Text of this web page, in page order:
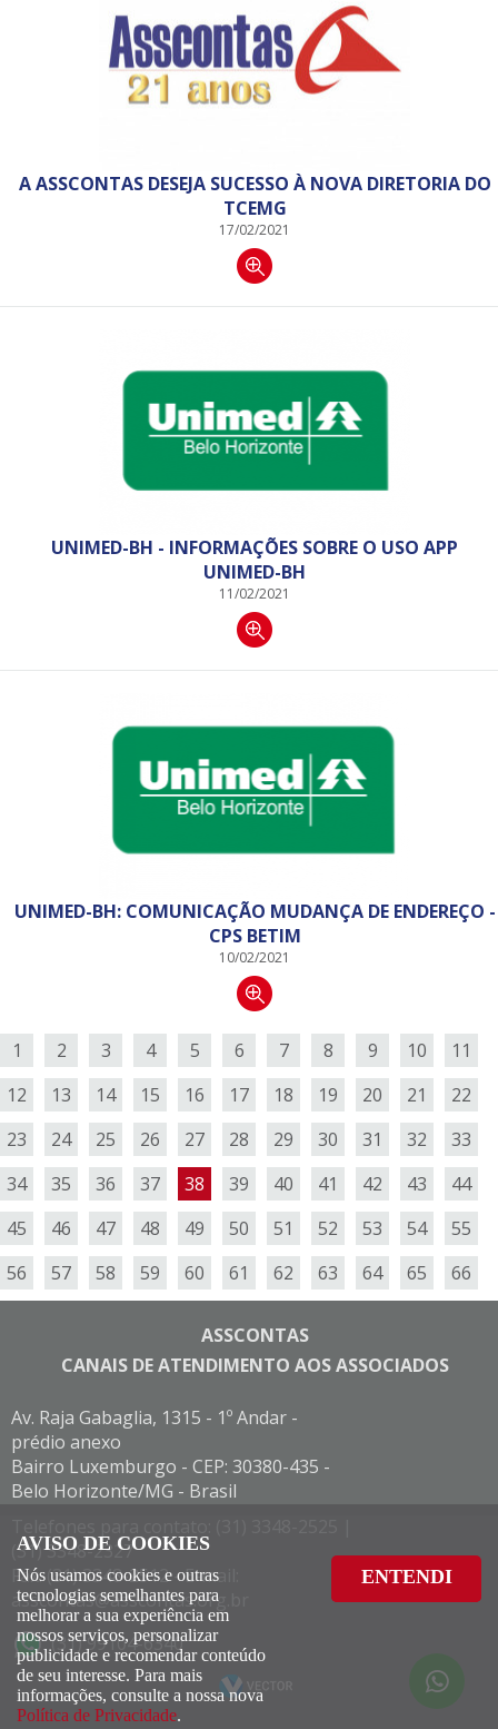
A ASSCONTAS DESEJA SUCESSO À NOVA DIRETORIA DO
TCEMG
17/02/2021
UNIMED-BH - INFORMAÇÕES SOBRE O USO APP
UNIMED-BH
11/02/2021
UNIMED-BH: COMUNICAÇÃO MUDANÇA DE ENDEREÇO -
CPS BETIM
10/02/2021
1 2 3 4 5 6 7 8 9 10
11
12
13 14 15 16 17 18 19 20 21
22
23
24 25 26 27 28 29 30 31 32
33
34
35 36 37 38 39 40 41 42 43
44
45
46 47 48 49 50 51 52 53 54
55
56
57 58 59 60 61 62 63 64 65 66
ASSCONTAS
CANAIS DE ATENDIMENTO AOS ASSOCIADOS
Av. Raja Gabaglia, 1315 - 1º Andar -
prédio anexo
Bairro Luxemburgo - CEP: 30380-435 -
Belo Horizonte/MG - Brasil
(31) 3348-2327
Fax: (31) 3348-2512 - E-mail:
asscontas@asscontas.org.br
(31) 99104-6340
AVISO DE COOKIES
Nós usamos cookies e outras
tecnologias semelhantes para
melhorar a sua experiência em
nossos serviços, personalizar
publicidade e recomendar conteúdo
de seu interesse. Para mais
informações, consulte a nossa nova
Política de Privacidade.
ENTENDI